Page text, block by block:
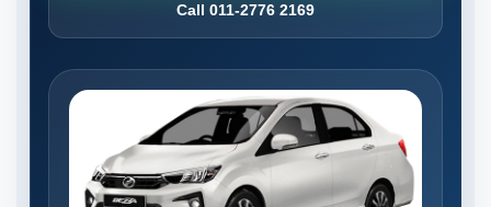
Call 011-2776 2169